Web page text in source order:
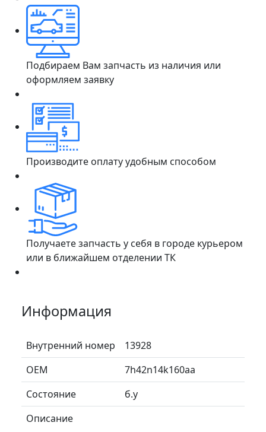
Подбираем Вам запчасть из наличия или
оформляем заявку
Производите оплату удобным способом
Получаете запчасть у себя в городе курьером
или в ближайшем отделении ТК
Информация
Внутренний номер
13928
ОЕМ
7h42n14k160aa
Состояние
б.у
Описание